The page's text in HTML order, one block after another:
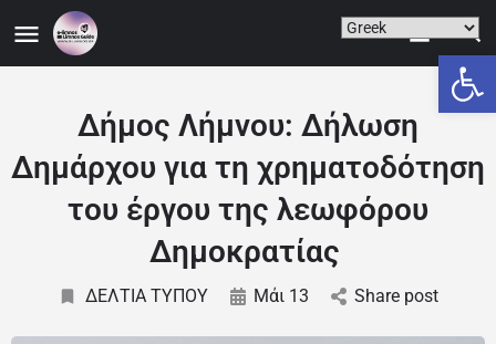
Δήμος Λήμνου: Δήλωση
Δημάρχου για τη χρηματοδότηση
του έργου της λεωφόρου
Δημοκρατίας
ΔΕΛΤΙΑ ΤΥΠΟΥ Μάι 13 Share post